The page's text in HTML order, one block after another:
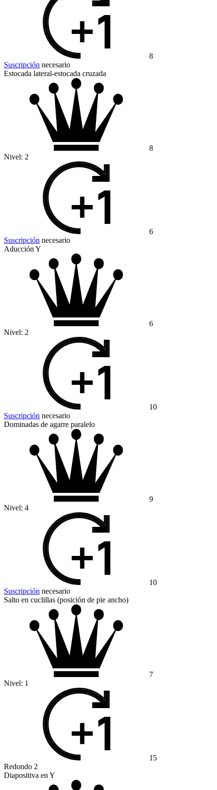
8
Suscripción necesario
Estocada lateral-estocada cruzada
8
Nivel: 2
6
Suscripción necesario
Aducción Y
6
Nivel: 2
10
Suscripción necesario
Dominadas de agarre paralelo
9
Nivel: 4
10
Suscripción necesario
Salto en cuclillas (posición de pie ancho)
7
Nivel: 1
15
Redondo 2
Diapositiva en Y